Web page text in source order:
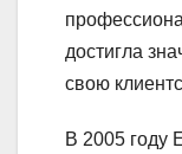
достигла
свою
В 2005 году